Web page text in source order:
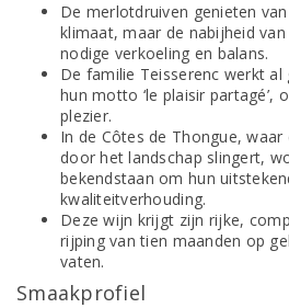
De merlotdruiven genieten
klimaat, maar de nabijheid
nodige verkoeling en balans.
De familie Teisserenc werkt al
hun motto ‘le plaisir partagé’,
plezier.
In de Côtes de Thongue,
door het landschap slingert,
bekendstaan om hun
kwaliteitverhouding.
Deze wijn krijgt zijn rijke,
rijping van tien maanden op
vaten.
Smaakprofiel